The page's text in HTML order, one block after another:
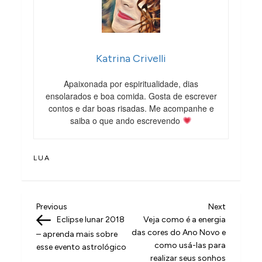
Katrina Crivelli
Apaixonada por espiritualidade, dias
ensolarados e boa comida. Gosta de escrever
contos e dar boas risadas. Me acompanhe e
saiba o que ando escrevendo
LUA
N
a
v
Previous
Post
Previous
Eclipse lunar 2018
– aprenda mais sobre
esse evento astrológico
Next
Post
Next
Veja como é a energia
das cores do Ano Novo e
como usá-las para
realizar seus sonhos